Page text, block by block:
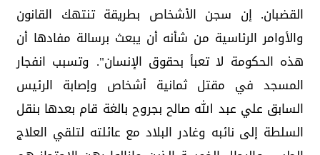
القضبان. إن سجن الأشخاص بطريقة تنتهك القانون
والأوامر الرئاسية من شأنه أن يبعث برسالة مفادها أن
هذه الحكومة لا تعبأ بحقوق الإنسان". وتسبب انفجار
المسجد في مقتل ثمانية أشخاص وإصابة الرئيس
السابق علي عبد الله صالح بجروح بالغة قام بعدها بنقل
السلطة إلى نائبه وغادر البلاد مع عائلته لتلقي العلاج